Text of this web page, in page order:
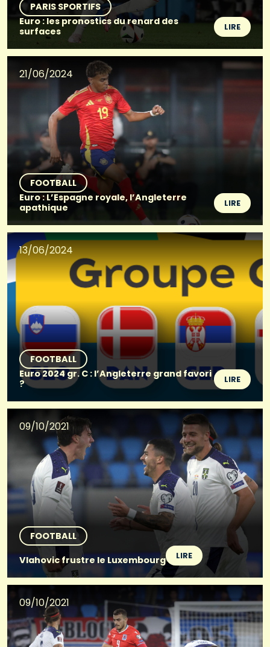
PARIS SPORTIFS
Euro : les pronostics du renard des
surfaces
LIRE
21/06/2024
FOOTBALL
Euro : L’Espagne royale, l’Angleterre
apathique
LIRE
13/06/2024
FOOTBALL
Euro 2024 gr. C : l’Angleterre grand favori
?
LIRE
09/10/2021
FOOTBALL
Vlahovic frustre le Luxembourg
LIRE
09/10/2021